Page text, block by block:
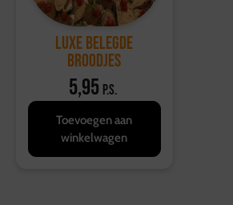
Luxe belegde
broodjes
5,95 p.s.
Toevoegen aan
winkelwagen